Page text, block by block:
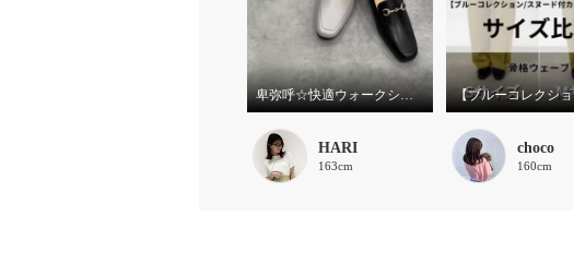
卑弥呼☆快適ウォークシリーズの新デザイン、ビットデザインヒールローファーをご紹介いたします。
HARI
163cm
choco
160cm